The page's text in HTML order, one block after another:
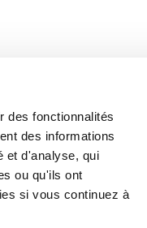
des fonctionnalités
des informations
et d'analyse, qui
ou qu'ils ont
si vous continuez à